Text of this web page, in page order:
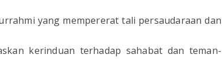
yang mempererat tali persaudaraan dan
kerinduan terhadap sahabat dan teman-